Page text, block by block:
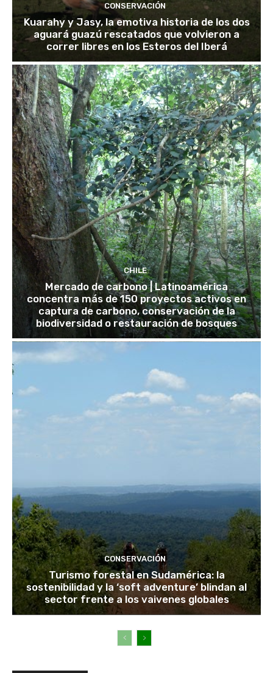
CONSERVACIÓN
Kuarahy y Jasy, la emotiva historia de los dos
aguará guazú rescatados que volvieron a
correr libres en los Esteros del Iberá
CHILE
Mercado de carbono | Latinoamérica
concentra más de 150 proyectos activos en
captura de carbono, conservación de la
biodiversidad o restauración de bosques
CONSERVACIÓN
Turismo forestal en Sudamérica: la
sostenibilidad y la ‘soft adventure’ blindan al
sector frente a los vaivenes globales